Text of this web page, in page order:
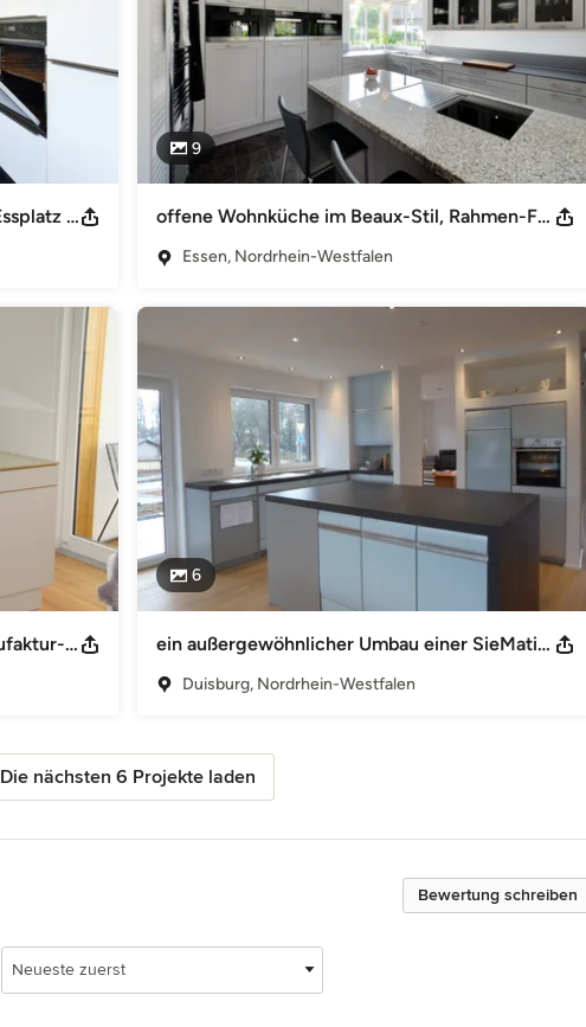
zeitlose Küche im Industriestyle mit Essplatz u. Beton-Wandgestaltungen
9
offene Wohnküche im Beaux-Stil, Rahmen-Fronten in flanellgrau matt lackiert
Essen, Nordrhein-Westfalen
Minimalistische Küche mit einer Manufaktur-Arbeitsplatte aus Messing
6
ein außergewöhnlicher Umbau einer SieMatic Küche aus den 60er Jahren
Duisburg, Nordrhein-Westfalen
Die nächsten 6 Projekte laden
Bewertung schreiben
Neueste zuerst